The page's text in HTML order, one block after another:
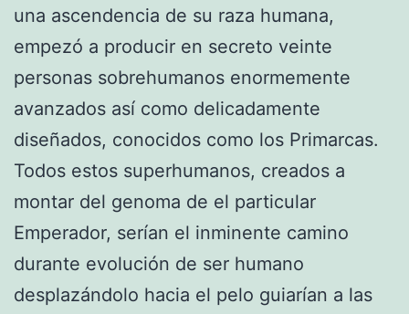
una ascendencia de su raza humana,
empezó a producir en secreto veinte
personas sobrehumanos enormemente
avanzados así­ como delicadamente
diseñados, conocidos como los Primarcas.
Todos estos superhumanos, creados a
montar del genoma de el particular
Emperador, serían el inminente camino
durante evolución de ser humano
desplazándolo hacia el pelo guiarían a las